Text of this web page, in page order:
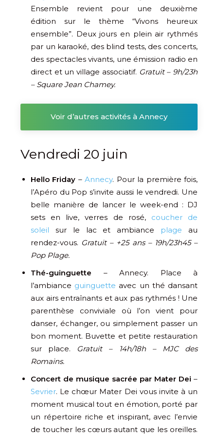
Ensemble revient pour une deuxième
édition sur le thème “Vivons heureux
ensemble”. Deux jours en plein air rythmés
par un karaoké, des blind tests, des concerts,
des spectacles vivants, une émission radio en
direct et un village associatif. Gratuit – 9h/23h
– Square Jean Chamey.
Voir d’autres activités à Annecy
Vendredi 20 juin
Hello Friday –Annecy. Pour la première fois,
l’Apéro du Pop s’invite aussi le vendredi. Une
belle manière de lancer le week-end : DJ
sets en live, verres de rosé, coucher de
soleil sur le lac et ambiance plage au
rendez-vous. Gratuit – +25 ans – 19h/23h45 –
Pop Plage.
Thé-guinguette – Annecy. Place à
l’ambiance guinguette avec un thé dansant
aux airs entraînants et aux pas rythmés ! Une
parenthèse conviviale où l’on vient pour
danser, échanger, ou simplement passer un
bon moment. Buvette et petite restauration
sur place. Gratuit – 14h/18h – MJC des
Romains.
Concert de musique sacrée par Mater Dei –
Sevrier. Le chœur Mater Dei vous invite à un
moment musical tout en émotion, porté par
un répertoire riche et inspirant, avec l’envie
de toucher les cœurs autant que les oreilles.